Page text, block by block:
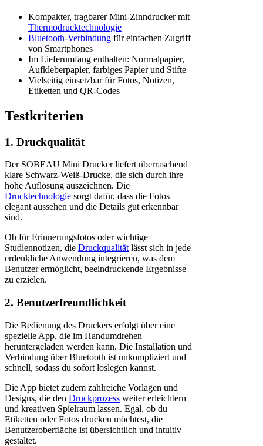
Kompakter, tragbarer Mini-Zinndrucker mit
Thermodrucktechnologie
Bluetooth-Verbindung für einfachen Zugriff
von Smartphones
Im Lieferumfang enthalten: Normalpapier,
Aufkleberpapier, farbiges Papier und Stifte
Vielseitig einsetzbar für Fotos, Notizen,
Etiketten und QR-Codes
Testkriterien
1. Druckqualität
Der SOBEAU Mini Drucker liefert überraschend
klare Schwarz-Weiß-Drucke, die sich durch ihre
hohe Auflösung auszeichnen. Die
Drucktechnologie sorgt dafür, dass die Fotos
elegant aussehen und die Details gut erkennbar
sind.
Ob für Erinnerungsfotos oder wichtige
Studiennotizen, die Druckqualität lässt sich in jede
erdenkliche Anwendung integrieren, was dem
Benutzer ermöglicht, beeindruckende Ergebnisse
zu erzielen.
2. Benutzerfreundlichkeit
Die Bedienung des Druckers erfolgt über eine
spezielle App, die im Handumdrehen
heruntergeladen werden kann. Die Installation und
Verbindung über Bluetooth ist unkompliziert und
schnell, sodass du sofort loslegen kannst.
Die App bietet zudem zahlreiche Vorlagen und
Designs, die den Druckprozess weiter erleichtern
und kreativen Spielraum lassen. Egal, ob du
Etiketten oder Fotos drucken möchtest, die
Benutzeroberfläche ist übersichtlich und intuitiv
gestaltet.